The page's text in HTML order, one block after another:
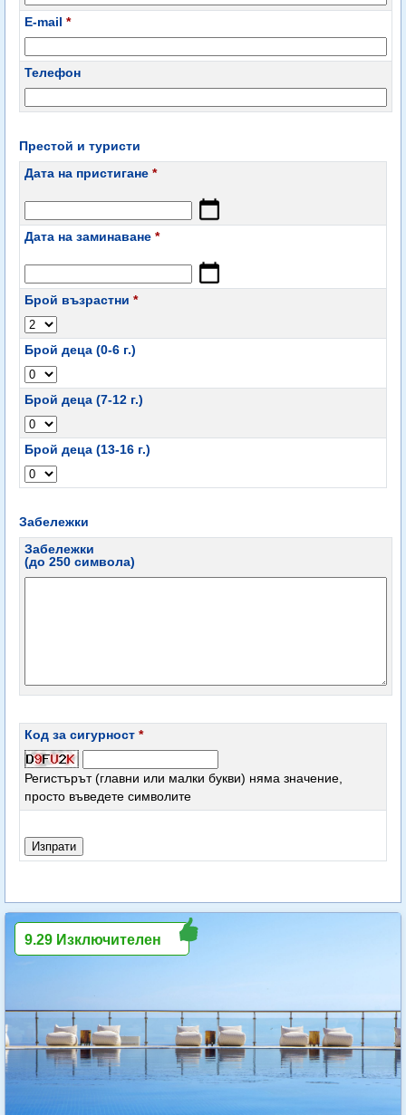
E-mail *
Телефон
Престой и туристи
Дата на пристигане *
Дата на заминаване *
Брой възрастни *
Брой деца (0-6 г.)
Брой деца (7-12 г.)
Брой деца (13-16 г.)
Забележки
Забележки
(до 250 символа)
Код за сигурност *
Регистърът (главни или малки букви) няма значение,
просто въведете символите
9.29 Изключителен